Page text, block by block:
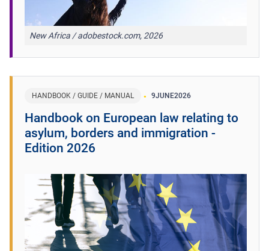
New Africa / adobestock.com, 2026
HANDBOOK / GUIDE / MANUAL 9JUNE2026
Handbook on European law relating to
asylum, borders and immigration -
Edition 2026